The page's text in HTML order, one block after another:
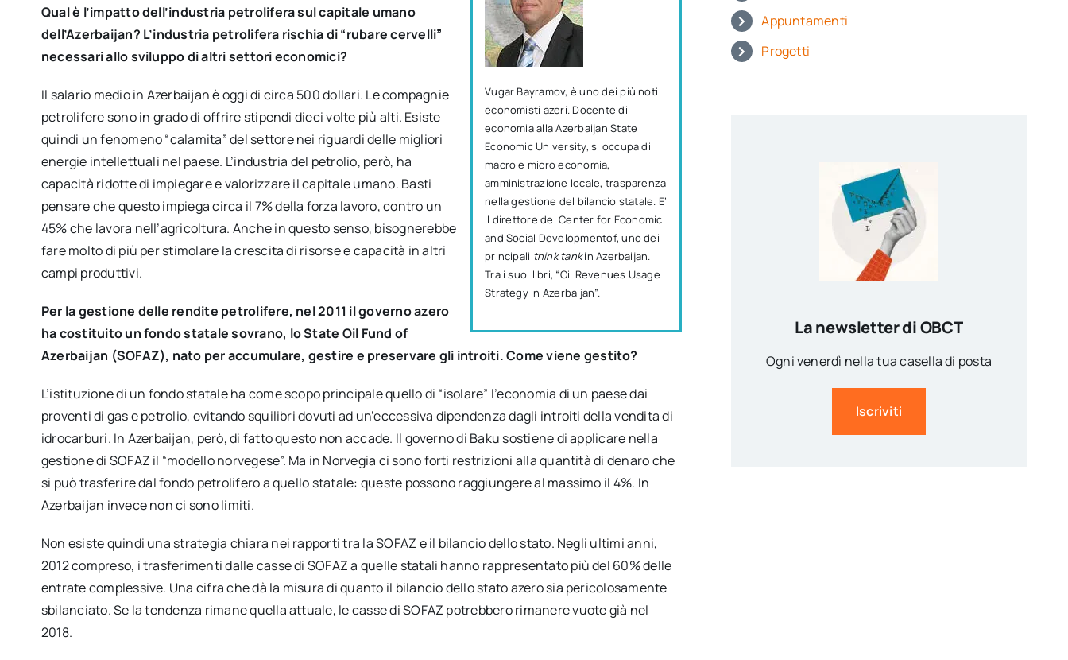
Vugar Bayramov, è uno dei più noti
economisti azeri. Docente di
economia alla Azerbaijan State
Economic University, si occupa di
macro e micro economia,
amministrazione locale, trasparenza
nella gestione del bilancio statale. E’
il direttore del Center for Economic
and Social Developmentof, uno dei
principali think tankin Azerbaijan.
Tra i suoi libri, “Oil Revenues Usage
Strategy in Azerbaijan”.
Qual è l’impatto dell’industria petrolifera sul capitale umano
dell’Azerbaijan? L’industria petrolifera rischia di “rubare cervelli”
necessari allo sviluppo di altri settori economici?
Il salario medio in Azerbaijan è oggi di circa 500 dollari. Le compagnie
petrolifere sono in grado di offrire stipendi dieci volte più alti. Esiste
quindi un fenomeno “calamita” del settore nei riguardi delle migliori
energie intellettuali nel paese. L’industria del petrolio, però, ha
capacità ridotte di impiegare e valorizzare il capitale umano. Basti
pensare che questo impiega circa il 7% della forza lavoro, contro un
45% che lavora nell’agricoltura. Anche in questo senso, bisognerebbe
fare molto di più per stimolare la crescita di risorse e capacità in altri
campi produttivi.
Per la gestione delle rendite petrolifere, nel 2011 il governo azero
ha costituito un fondo statale sovrano, lo State Oil Fund of
Azerbaijan (SOFAZ), nato per accumulare, gestire e preservare gli introiti. Come viene gestito?
L’istituzione di un fondo statale ha come scopo principale quello di “isolare” l’economia di un paese dai
proventi di gas e petrolio, evitando squilibri dovuti ad un’eccessiva dipendenza dagli introiti della vendita di
idrocarburi. In Azerbaijan, però, di fatto questo non accade. Il governo di Baku sostiene di applicare nella
gestione di SOFAZ il “modello norvegese”. Ma in Norvegia ci sono forti restrizioni alla quantità di denaro che
si può trasferire dal fondo petrolifero a quello statale: queste possono raggiungere al massimo il 4%. In
Azerbaijan invece non ci sono limiti.
Non esiste quindi una strategia chiara nei rapporti tra la SOFAZ e il bilancio dello stato. Negli ultimi anni,
2012 compreso, i trasferimenti dalle casse di SOFAZ a quelle statali hanno rappresentato più del 60% delle
entrate complessive. Una cifra che dà la misura di quanto il bilancio dello stato azero sia pericolosamente
sbilanciato. Se la tendenza rimane quella attuale, le casse di SOFAZ potrebbero rimanere vuote già nel
2018.
Appuntamenti
Progetti
La newsletter di OBCT
Ogni venerdì nella tua casella di posta
Iscriviti